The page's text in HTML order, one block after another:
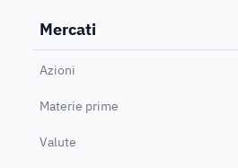
Mercati
Azioni
Materie prime
Valute